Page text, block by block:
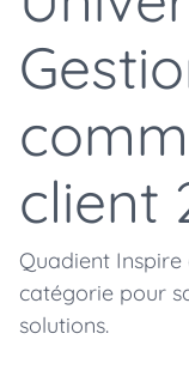
client
Quadient
catégorie pour
solutions.